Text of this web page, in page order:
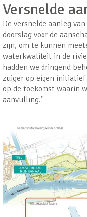
Versnelde
De versnelde aanleg
doorslag voor de
zijn, om te kunnen
waterkwaliteit in de
hadden we dringend
zuiger op eigen initiatief
op de toekomst waarin
aanvulling.”